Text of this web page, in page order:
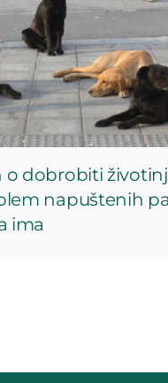
o dobrobiti
napuštenih
ima